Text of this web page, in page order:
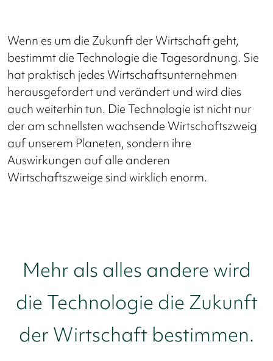
Wenn es um die Zukunft der Wirtschaft geht,
bestimmt die Technologie die Tagesordnung. Sie
hat praktisch jedes Wirtschaftsunternehmen
herausgefordert und verändert und wird dies
auch weiterhin tun. Die Technologie ist nicht nur
der am schnellsten wachsende Wirtschaftszweig
auf unserem Planeten, sondern ihre
Auswirkungen auf alle anderen
Wirtschaftszweige sind wirklich enorm.
Mehr als alles andere wird
die Technologie die Zukunft
der Wirtschaft bestimmen.